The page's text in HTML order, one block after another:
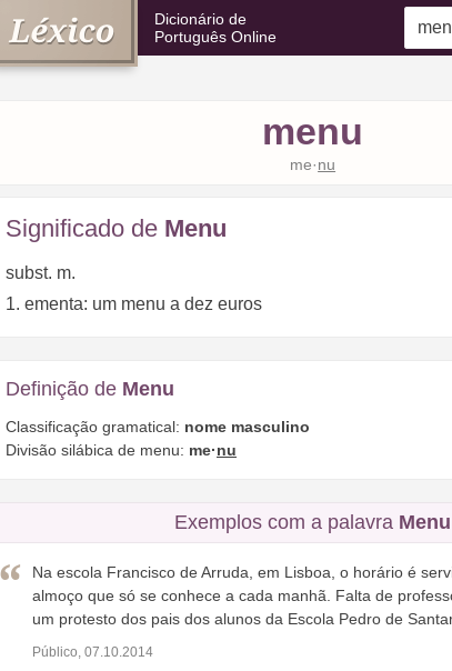
Dicionário de
Português Online
menu
me·nu
Significado de Menu
subst. m.
1. ementa: um menu a dez euros
Definição de Menu
Classificação gramatical: nome masculino
Divisão silábica de menu: me·nu
Exemplos com a palavra Menu
Na escola Francisco de Arruda, em Lisboa, o horário é
almoço que só se conhece a cada manhã. Falta de
um protesto dos pais dos alunos da Escola Pedro de
Público, 07.10.2014